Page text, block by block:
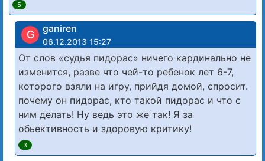
5
G ganiren
06.12.2013 15:27
От слов «судья пидорас» ничего кардинально не
изменится, разве что чей-то ребенок лет 6-7,
которого взяли на игру, прийдя домой, спросит.
почему он пидорас, кто такой пидорас и что с
ним делать! Ну ведь это же так! Я за
обьективность и здоровую критику!
3